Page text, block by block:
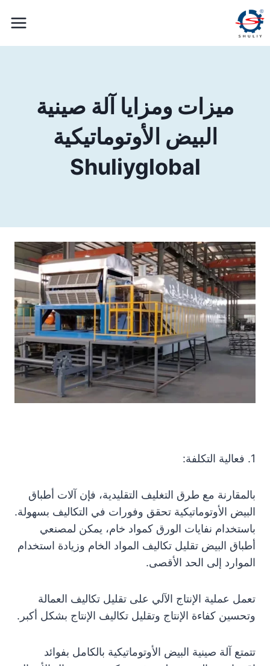
التجاوز
إلى
المحتوى
ميزات ومزايا آلة صينية
البيض الأوتوماتيكية
Shuliyglobal
1. فعالية التكلفة:
بالمقارنة مع طرق التغليف التقليدية، فإن آلات أطباق
البيض الأوتوماتيكية تحقق وفورات في التكاليف بسهولة.
باستخدام نفايات الورق كمواد خام، يمكن لمصنعي
أطباق البيض تقليل تكاليف المواد الخام وزيادة استخدام
الموارد إلى الحد الأقصى.
تعمل عملية الإنتاج الآلي على تقليل تكاليف العمالة
وتحسين كفاءة الإنتاج وتقليل تكاليف الإنتاج بشكل أكبر.
تتمتع آلة صينية البيض الأوتوماتيكية بالكامل بفوائد